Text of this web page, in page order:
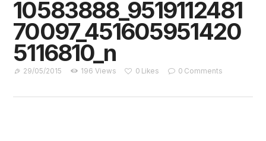
10583888_9519112481
70097_451605951420
5116810_n
29/05/2015 196 Views 0 Likes 0 Comments